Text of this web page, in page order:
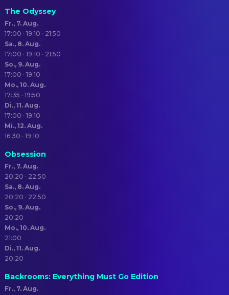
The Odyssey
Fr., 7. Aug.
17:00 · 19:10 · 21:50
Sa., 8. Aug.
17:00 · 19:10 · 21:50
So., 9. Aug.
17:00 · 19:10
Mo., 10. Aug.
17:35 · 19:50
Di., 11. Aug.
17:00 · 19:10
Mi., 12. Aug.
16:30 · 19:10
Obsession
Fr., 7. Aug.
20:20 · 22:50
Sa., 8. Aug.
20:20 · 22:50
So., 9. Aug.
20:20
Mo., 10. Aug.
21:00
Di., 11. Aug.
20:20
Backrooms: Everything Must Go Edition
Fr., 7. Aug.